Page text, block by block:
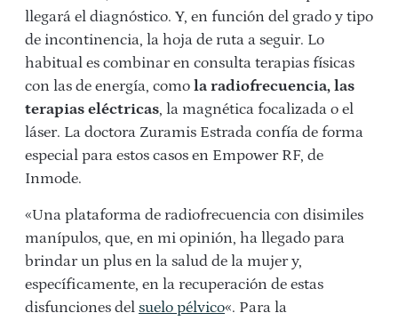
llegará el diagnóstico. Y, en función del grado y tipo
de incontinencia, la hoja de ruta a seguir. Lo
habitual es combinar en consulta terapias físicas
con las de energía, como la radiofrecuencia, las
terapias eléctricas, la magnética focalizada o el
láser. La doctora Zuramis Estrada confía de forma
especial para estos casos en Empower RF, de
Inmode.
«Una plataforma de radiofrecuencia con disimiles
manípulos, que, en mi opinión, ha llegado para
brindar un plus en la salud de la mujer y,
específicamente, en la recuperación de estas
disfunciones del suelo pélvico«. Para la